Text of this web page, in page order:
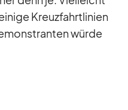
Kreuz­fahrt­li­nien
würde